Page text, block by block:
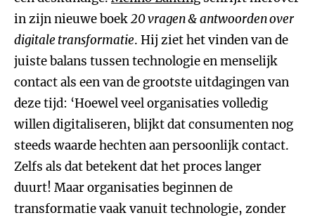
in zijn nieuwe boek20 vragen & antwoorden over
digitale transformatie. Hij ziet het vinden van de
juiste balans tussen technologie en menselijk
contact als een van de grootste uitdagingen van
deze tijd: ‘Hoewel veel organisaties volledig
willen digitaliseren, blijkt dat consumenten nog
steeds waarde hechten aan persoonlijk contact.
Zelfs als dat betekent dat het proces langer
duurt! Maar organisaties beginnen de
transformatie vaak vanuit technologie, zonder